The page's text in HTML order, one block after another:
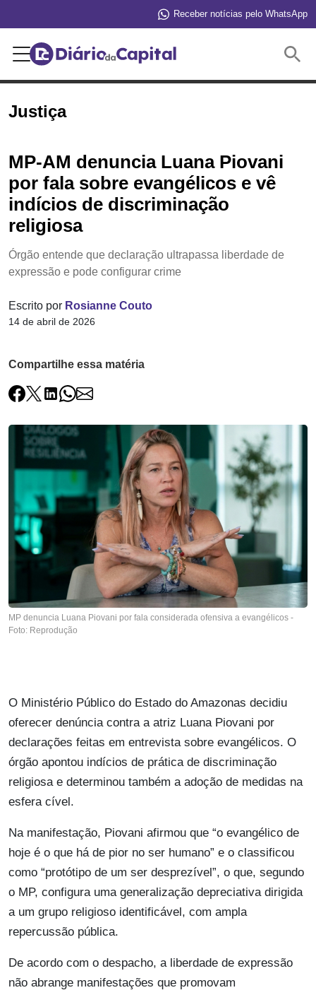
Receber notícias pelo WhatsApp
Justiça
MP-AM denuncia Luana Piovani
por fala sobre evangélicos e vê
indícios de discriminação
religiosa
Órgão entende que declaração ultrapassa liberdade de
expressão e pode configurar crime
Escrito por Rosianne Couto
14 de abril de 2026
Compartilhe essa matéria
MP denuncia Luana Piovani por fala considerada ofensiva a evangélicos -
Foto: Reprodução
O Ministério Público do Estado do Amazonas decidiu
oferecer denúncia contra a atriz Luana Piovani por
declarações feitas em entrevista sobre evangélicos. O
órgão apontou indícios de prática de discriminação
religiosa e determinou também a adoção de medidas na
esfera cível.
Na manifestação, Piovani afirmou que “o evangélico de
hoje é o que há de pior no ser humano” e o classificou
como “protótipo de um ser desprezível”, o que, segundo
o MP, configura uma generalização depreciativa dirigida
a um grupo religioso identificável, com ampla
repercussão pública.
De acordo com o despacho, a liberdade de expressão
não abrange manifestações que promovam